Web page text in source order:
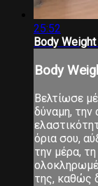
25:52
Body
Body
Βελτίωσε
δύναμη, την
όρια σου,
την μέρα,
της, καθώς